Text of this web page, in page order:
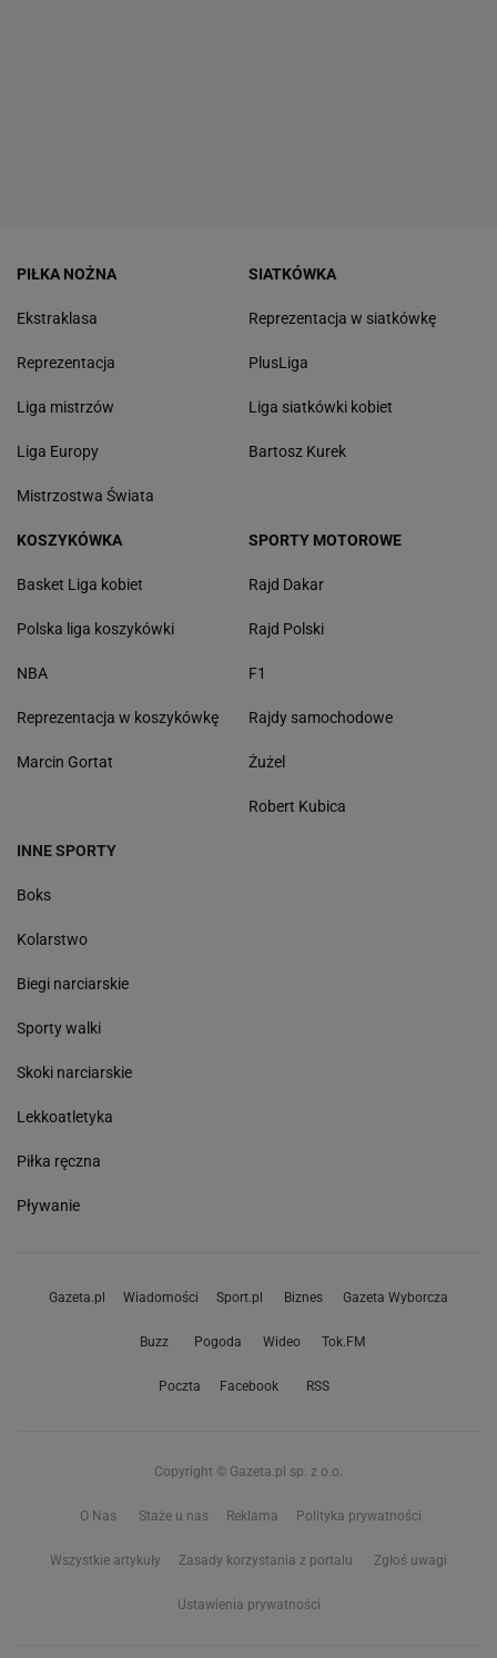
PIŁKA NOŻNA
Ekstraklasa
Reprezentacja
Liga mistrzów
Liga Europy
Mistrzostwa Świata
SIATKÓWKA
Reprezentacja w siatkówkę
PlusLiga
Liga siatkówki kobiet
Bartosz Kurek
KOSZYKÓWKA
Basket Liga kobiet
Polska liga koszykówki
NBA
Reprezentacja w koszykówkę
Marcin Gortat
SPORTY MOTOROWE
Rajd Dakar
Rajd Polski
F1
Rajdy samochodowe
Żużel
Robert Kubica
INNE SPORTY
Boks
Kolarstwo
Biegi narciarskie
Sporty walki
Skoki narciarskie
Lekkoatletyka
Piłka ręczna
Pływanie
Gazeta.pl Wiadomości Sport.pl Biznes Gazeta Wyborcza
Buzz Pogoda Wideo Tok.FM
Poczta Facebook RSS
Copyright © Gazeta.pl sp. z o.o.
O Nas Staże u nas Reklama Polityka prywatności
Wszystkie artykuły Zasady korzystania z portalu Zgłoś uwagi
Ustawienia prywatności